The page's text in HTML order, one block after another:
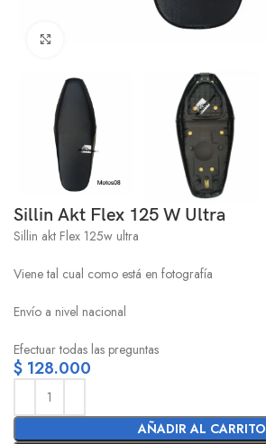
Sillin Akt Flex 125 W Ultra
Sillin akt Flex 125w ultra
Viene tal cual como está en fotografía
Envío a nivel nacional
Efectuar todas las preguntas
$ 128.000
AÑADIR AL CARRITO